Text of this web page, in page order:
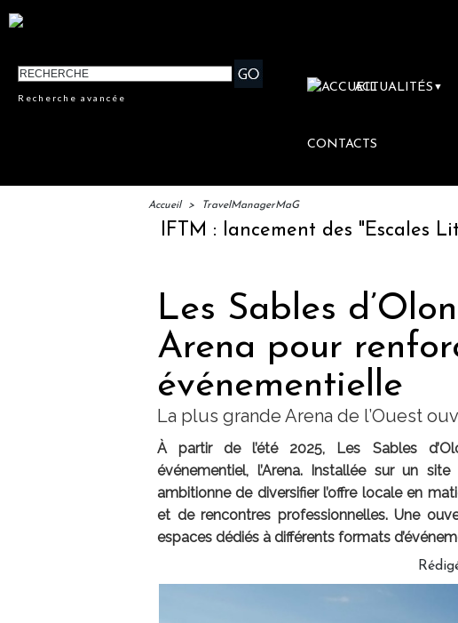
Recherche avancée
ACTUALITÉS ▼
CONTACTS
Accueil > TravelManagerMaG
IFTM : lancement des "Escales Littéraires",
Les Sables
Arena pour
événementielle
La plus grande Arena de l’Ouest
À partir de l’été 2025, Les Sables
événementiel, l’Arena. Installée sur un
ambitionne de diversifier l’offre locale en
et de rencontres professionnelles. Une
espaces dédiés à différents formats